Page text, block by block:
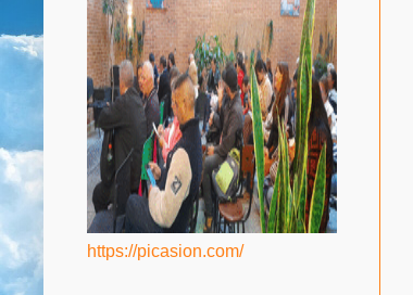
https://picasion.com/